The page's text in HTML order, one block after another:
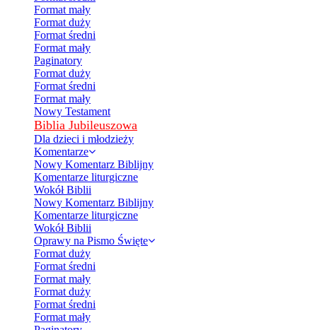
Format mały
Format duży
Format średni
Format mały
Paginatory
Format duży
Format średni
Format mały
Nowy Testament
Biblia Jubileuszowa
Dla dzieci i młodzieży
Komentarze
Nowy Komentarz Biblijny
Komentarze liturgiczne
Wokół Biblii
Nowy Komentarz Biblijny
Komentarze liturgiczne
Wokół Biblii
Oprawy na Pismo Święte
Format duży
Format średni
Format mały
Format duży
Format średni
Format mały